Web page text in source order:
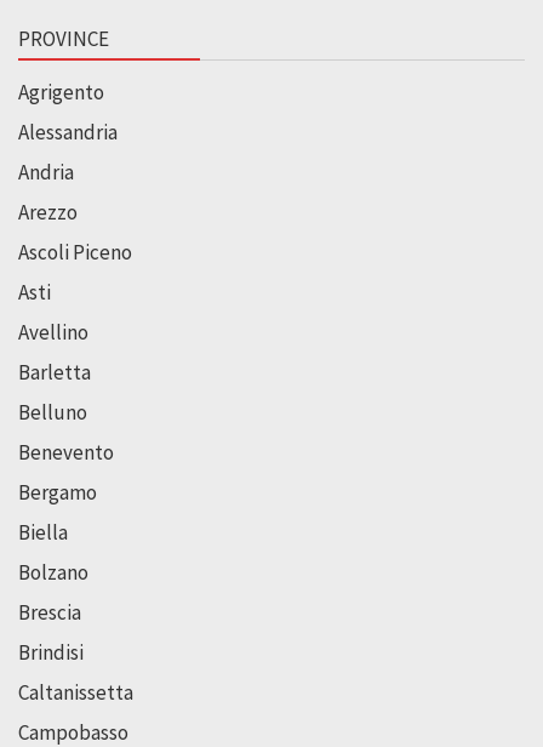
PROVINCE
Agrigento
Alessandria
Andria
Arezzo
Ascoli Piceno
Asti
Avellino
Barletta
Belluno
Benevento
Bergamo
Biella
Bolzano
Brescia
Brindisi
Caltanissetta
Campobasso